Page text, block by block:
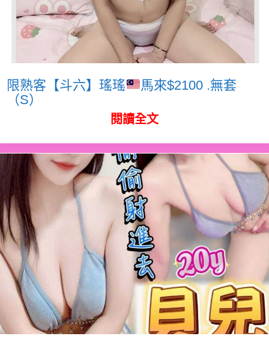
限熟客【斗六】瑤瑤
馬來$2100 .無套
（S）
閱讀全文